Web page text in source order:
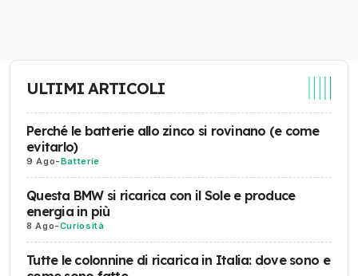
ULTIMI ARTICOLI
Perché le batterie allo zinco si rovinano (e come
evitarlo)
9 Ago-Batterie
Questa BMW si ricarica con il Sole e produce
energia in più
8 Ago-Curiosità
Tutte le colonnine di ricarica in Italia: dove sono e